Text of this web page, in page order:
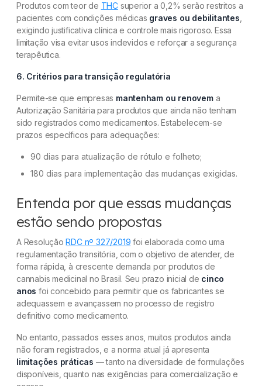
Produtos com teor de THCsuperior a 0,2% serão restritos a
pacientes com condições médicas graves ou debilitantes
exigindo justificativa clínica e controle mais rigoroso. Essa
limitação visa evitar usos indevidos e reforçar a segurança
terapêutica.
6. Critérios para transição regulatória
Permite-se que empresas mantenham ou renovema
Autorização Sanitária para produtos que ainda não tenham
sido registrados como medicamentos. Estabelecem-se
prazos específicos para adequações:
90 dias para atualização de rótulo e folheto;
180 dias para implementação das mudanças exigidas.
Entenda por que essas mudanças
estão sendo propostas
A ResoluçãoRDC nº 327/2019 foi elaborada como uma
regulamentação transitória, com o objetivo de atender, de
forma rápida, à crescente demanda por produtos de
cannabis medicinal no Brasil. Seu prazo inicial de cinco
anos foi concebido para permitir que os fabricantes se
adequassem e avançassem no processo de registro
definitivo como medicamento.
No entanto, passados esses anos, muitos produtos ainda
não foram registrados, e a norma atual já apresenta
limitações práticas — tanto na diversidade de formulações
disponíveis, quanto nas exigências para comercialização e